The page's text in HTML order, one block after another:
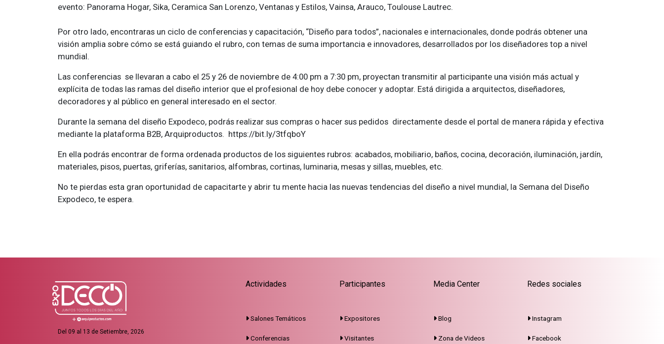
evento: Panorama Hogar, Sika, Ceramica San Lorenzo, Ventanas y Estilos, Vainsa, Arauco, Toulouse Lautrec.
Por otro lado, encontraras un ciclo de conferencias y capacitación, “Diseño para todos”, nacionales e internacionales, donde podrás obtener una
visión amplia sobre cómo se está guiando el rubro, con temas de suma importancia e innovadores, desarrollados por los diseñadores top a nivel
mundial.
Las conferencias se llevaran a cabo el 25 y 26 de noviembre de 4:00 pm a 7:30 pm, proyectan transmitir al participante una visión más actual y
explícita de todas las ramas del diseño interior que el profesional de hoy debe conocer y adoptar. Está dirigida a arquitectos, diseñadores,
decoradores y al público en general interesado en el sector.
Durante la semana del diseño Expodeco, podrás realizar sus compras o hacer sus pedidos directamente desde el portal de manera rápida y efectiva
mediante la plataforma B2B, Arquiproductos. https://bit.ly/3tfqboY
En ella podrás encontrar de forma ordenada productos de los siguientes rubros: acabados, mobiliario, baños, cocina, decoración, iluminación, jardín,
materiales, pisos, puertas, griferías, sanitarios, alfombras, cortinas, luminaria, mesas y sillas, muebles, etc.
No te pierdas esta gran oportunidad de capacitarte y abrir tu mente hacia las nuevas tendencias del diseño a nivel mundial, la Semana del Diseño
Expodeco, te espera.
Del 09 al 13 de Setiembre, 2026
Actividades
Salones Temáticos
Conferencias
Participantes
Expositores
Visitantes
Media Center
Blog
Zona de Videos
Redes sociales
Instagram
Facebook